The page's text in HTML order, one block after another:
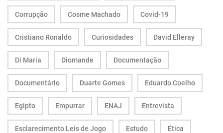
Corrupção Cosme Machado Covid-19
Cristiano Ronaldo Curiosidades David Elleray
Di Maria Diomande Documentação
Documentário Duarte Gomes Eduardo Coelho
Egipto Empurrar ENAJ Entrevista
Esclarecimento Leis de Jogo Estudo Ética